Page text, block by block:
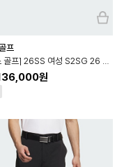
프
[아디다스 골프] 26SS 여성 S2SG 26 레더 가죽스파이크리스 JQ9321
원